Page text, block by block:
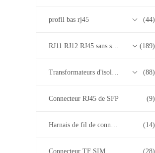
profil bas rj45 (44)
RJ11 RJ12 RJ45 sans série de transformateurs (189)
Transformateurs d'isolement (88)
Connecteur RJ45 de SFP (9)
Harnais de fil de connecteur (14)
Connecteur TF SIM (28)